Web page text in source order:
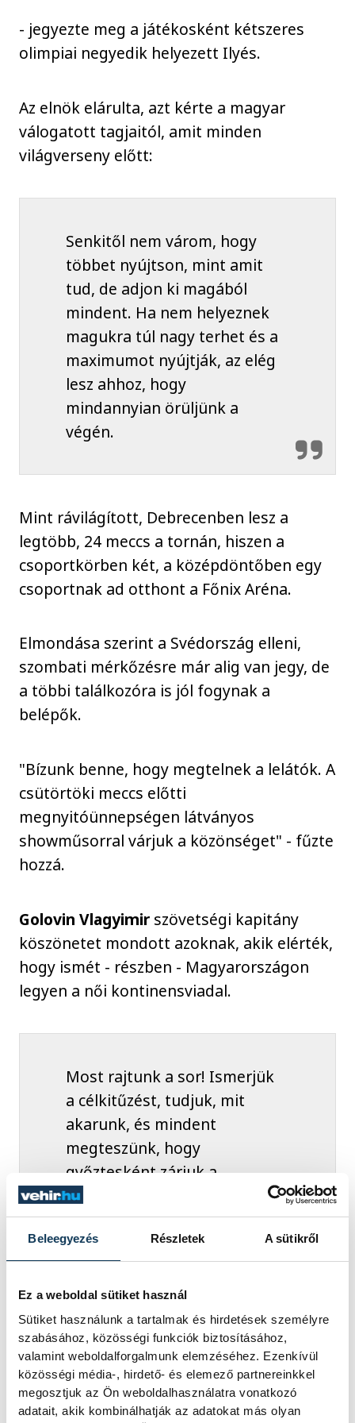
Beleegyezés Részletek A sütikről
Ez a weboldal sütiket használ
Sütiket használunk a tartalmak és hirdetések személyre
szabásához, közösségi funkciók biztosításához,
valamint weboldalforgalmunk elemzéséhez. Ezenkívül
közösségi média-, hirdető- és elemező partnereinkkel
megosztjuk az Ön weboldalhasználatra vonatkozó
adatait, akik kombinálhatják az adatokat más olyan
- jegyezte meg a játékosként kétszeres
olimpiai negyedik helyezett Ilyés.
Az elnök elárulta, azt kérte a magyar
válogatott tagjaitól, amit minden
világverseny előtt:
Senkitől nem várom, hogy
többet nyújtson, mint amit
tud, de adjon ki magából
mindent. Ha nem helyeznek
magukra túl nagy terhet és a
maximumot nyújtják, az elég
lesz ahhoz, hogy
mindannyian örüljünk a
végén.
Mint rávilágított, Debrecenben lesz a
legtöbb, 24 meccs a tornán, hiszen a
csoportkörben két, a középdöntőben egy
csoportnak ad otthont a Főnix Aréna.
Elmondása szerint a Svédország elleni,
szombati mérkőzésre már alig van jegy, de
a többi találkozóra is jól fogynak a
belépők.
"Bízunk benne, hogy megtelnek a lelátók. A
csütörtöki meccs előtti
megnyitóünnepségen látványos
showműsorral várjuk a közönséget" - fűzte
hozzá.
Golovin Vlagyimir szövetségi kapitány
köszönetet mondott azoknak, akik elérték,
hogy ismét - részben - Magyarországon
legyen a női kontinensviadal.
Most rajtunk a sor! Ismerjük
a célkitűzést, tudjuk, mit
akarunk, és mindent
megteszünk, hogy
győztesként zárjuk a
mérkőzéseinket. Bízom
benne, hogy minden
meccsen ki tudják hozni
magukból a maximumot a
lányok.
Hangsúlyozta: ők is Bécsben akarják zárni
a tornát, de elsősorban azt szeretné, hogy